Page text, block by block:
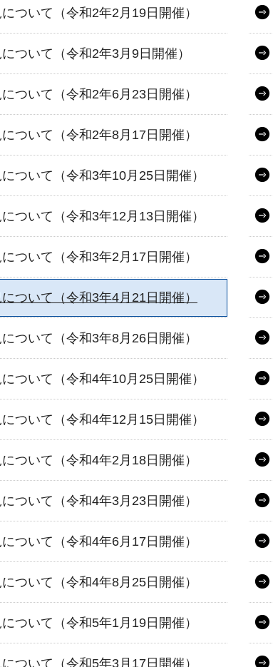
ついて（令和2年2月19日開催）
ついて（令和2年3月9日開催）
ついて（令和2年6月23日開催）
ついて（令和2年8月17日開催）
ついて（令和3年10月25日開催）
ついて（令和3年12月13日開催）
ついて（令和3年2月17日開催）
ついて（令和3年4月21日開催）
ついて（令和3年8月26日開催）
ついて（令和4年10月25日開催）
ついて（令和4年12月15日開催）
ついて（令和4年2月18日開催）
ついて（令和4年3月23日開催）
ついて（令和4年6月17日開催）
ついて（令和4年8月25日開催）
ついて（令和5年1月19日開催）
ついて（令和5年3月17日開催）